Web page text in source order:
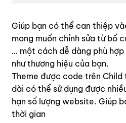
Giúp bạn có thể can thiệp
mong muốn chỉnh sửa từ bố
… một cách dễ dàng phù
như thương hiệu của bạn.
Theme được code trên Child
dài có thể sử dụng được
hạn số lượng website. Giúp
thời gian